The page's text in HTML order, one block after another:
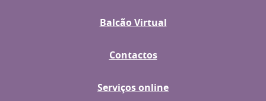
Balcão Virtual
Contactos
Serviços online